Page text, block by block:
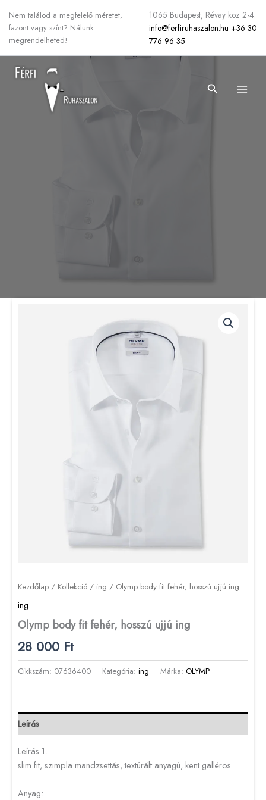
Nem találod a megfelelő méretet,
fazont vagy színt? Nálunk
megrendelheted!
1065 Budapest, Révay köz 2-4.
info@ferfiruhaszalon.hu +36 30
776 96 35
Search
Kezdőlap / Kollekció / ing / Olymp body fit fehér, hosszú ujjú ing
ing
Olymp body fit fehér, hosszú ujjú ing
28 000 Ft
Cikkszám: 07636400 Kategória: ing Márka: OLYMP
Leírás
Leírás 1.
slim fit, szimpla mandzsettás, textúrált anyagú, kent galléros
Anyag: